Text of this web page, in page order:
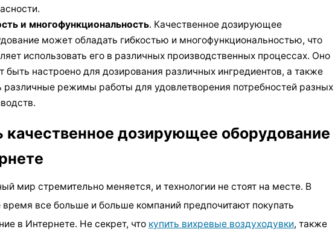
и многофункциональность. Качественное дозирующее
может обладать гибкостью и многофункциональностью, что
использовать его в различных производственных процессах. Оно
быть настроено для дозирования различных ингредиентов, а также
различные режимы работы для удовлетворения потребностей разных
качественное дозирующее оборудование
мир стремительно меняется, и технологии не стоят на месте. В
все больше и больше компаний предпочитают покупать
в Интернете. Не секрет, что купить вихревые воздуходувки, также